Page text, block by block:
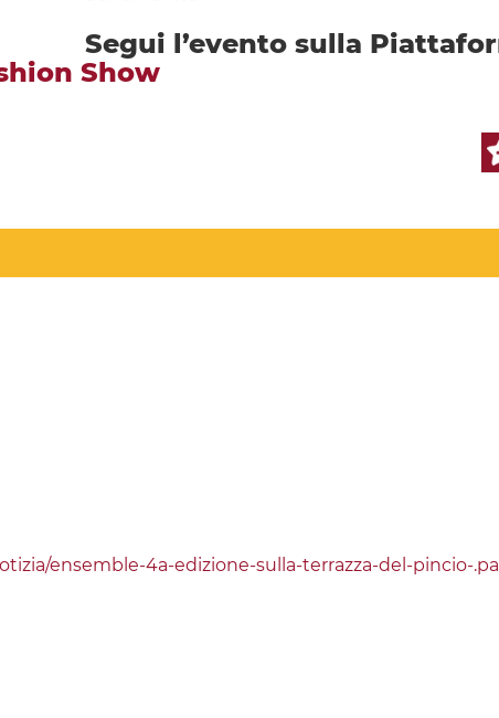
Segui l’evento sulla
Show
ensemble-4a-edizione-sulla-terrazza-del-pincio-